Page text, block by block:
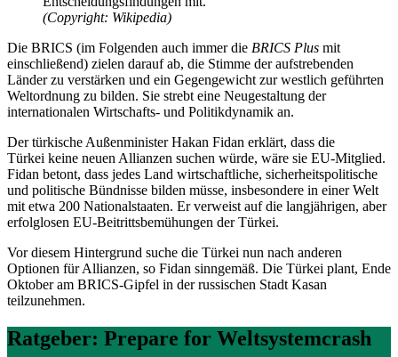
(Copyright: Wikipedia)
Die BRICS (im Folgenden auch immer die BRICS Plus mit
einschließend) zielen darauf ab, die Stimme der aufstrebenden
Länder zu verstärken und ein Gegengewicht zur westlich geführten
Weltordnung zu bilden. Sie strebt eine Neugestaltung der
internationalen Wirtschafts- und Politikdynamik an.
Der türkische Außenminister Hakan Fidan erklärt, dass die
Türkei keine neuen Allianzen suchen würde, wäre sie EU-Mitglied.
Fidan betont, dass jedes Land wirtschaftliche, sicherheitspolitische
und politische Bündnisse bilden müsse, insbesondere in einer Welt
mit etwa 200 Nationalstaaten. Er verweist auf die langjährigen, aber
erfolglosen EU-Beitrittsbemühungen der Türkei.
Vor diesem Hintergrund suche die Türkei nun nach anderen
Optionen für Allianzen, so Fidan sinngemäß. Die Türkei plant, Ende
Oktober am BRICS-Gipfel in der russischen Stadt Kasan
teilzunehmen.
Ratgeber: Prepare for Weltsystemcrash